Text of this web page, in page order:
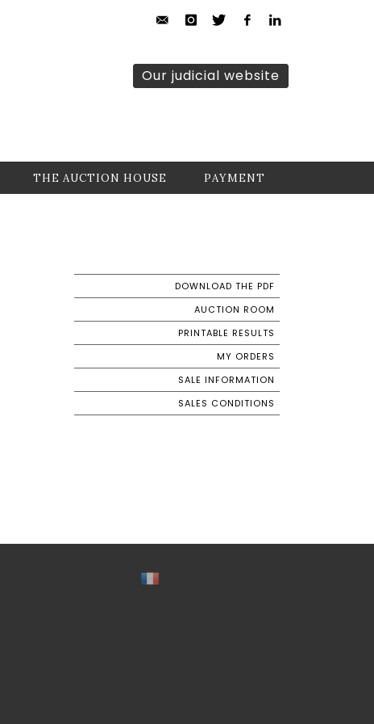
Our judicial website
THE AUCTION HOUSE PAYMENT
DOWNLOAD THE PDF
AUCTION ROOM
PRINTABLE RESULTS
MY ORDERS
SALE INFORMATION
SALES CONDITIONS